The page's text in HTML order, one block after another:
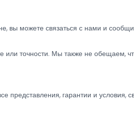
вы можете связаться с нами и
точности. Мы также не обещаем,
гарантии и условия,